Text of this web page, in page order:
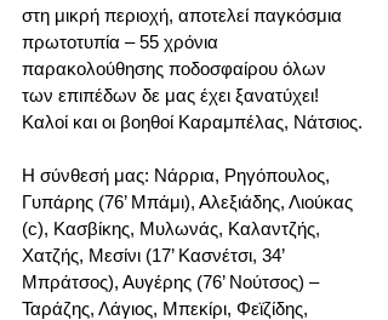
στη μικρή περιοχή, αποτελεί παγκόσμια
πρωτοτυπία – 55 χρόνια
παρακολούθησης ποδοσφαίρου όλων
των επιπέδων δε μας έχει ξανατύχει!
Καλοί και οι βοηθοί Καραμπέλας, Νάτσιος.
Η σύνθεσή μας: Νάρρια, Ρηγόπουλος,
Γυπάρης (76’ Μπάμι), Αλεξιάδης, Λιούκας
(c), Κασβίκης, Μυλωνάς, Καλαντζής,
Χατζής, Μεσίνι (17’ Κασνέτσι, 34’
Μπράτσος), Αυγέρης (76’ Νούτσος) –
Ταράζης, Λάγιος, Μπεκίρι, Φεϊζίδης,